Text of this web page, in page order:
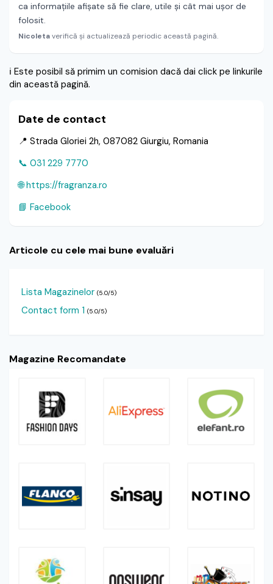
ca informațiile afișate să fie clare, utile și cât mai ușor de
folosit.
Nicoletaverifică și actualizează periodic această pagină.
ℹ️ Este posibil să primim un comision dacă dai click pe linkurile
din această pagină.
Date de contact
📍 Strada Gloriei 2h, 087082 Giurgiu, Romania
📞 031 229 7770
🌐 https://fragranza.ro
📘 Facebook
Articole cu cele mai bune evaluări
Lista Magazinelor (5.0/5)
Contact form 1 (5.0/5)
Magazine Recomandate